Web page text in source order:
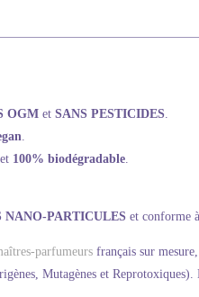
OGM et SANS PESTICIDES
et 100% biodégradable
NANO-PARTICULES et conforme
parfumeurs français sur
Mutagènes et